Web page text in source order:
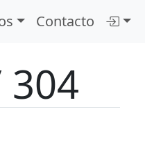
Contacto
304